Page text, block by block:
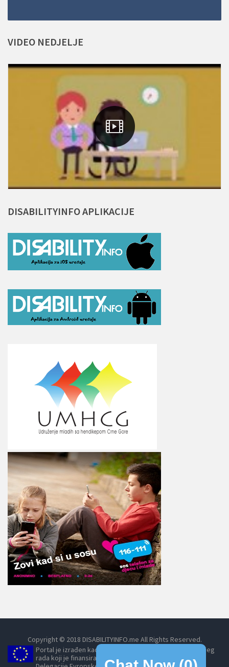
VIDEO NEDJELJE
DISABILITYINFOAPLIKACIJE
Copyright © 2018 DISABILITYINFO.me All Rights Reserved.
Portal je izrađen kao dio projekta Umrežavanjem do boljeg
rada koji je finansirala Evropska unija, posredstvom